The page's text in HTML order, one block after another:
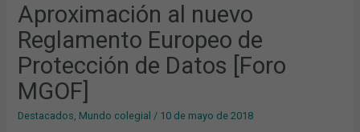
Aproximación al nuevo
Reglamento Europeo de
Protección de Datos [Foro
MGOF]
Destacados, Mundo colegial / 10 de mayo de 2018
[FORO
MGOF]